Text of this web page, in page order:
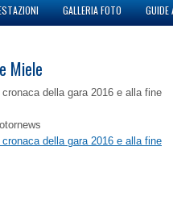
GALLERIA FOTO GUIDE
Miele
della gara 2016 e alla fine
della gara 2016 e alla fine